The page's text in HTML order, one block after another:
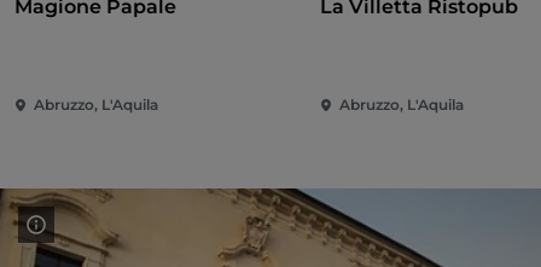
Magione Papale
Abruzzo, L'Aquila
La Villetta Ristopub
Abruzzo, L'Aquila